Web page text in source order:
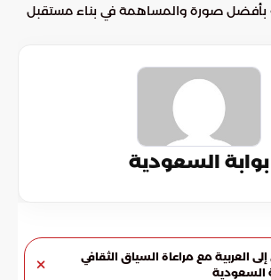
بأفضل صورة والمساهمة في بناء مستقبل
بوابة السعودية
العربية مع مراعاة السياق الثقافي
السعودية